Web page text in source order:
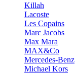
Killah
Lacoste
Les Copains
Marc Jacobs
Max Mara
MAX&Co
Mercedes-Benz
Michael Kors